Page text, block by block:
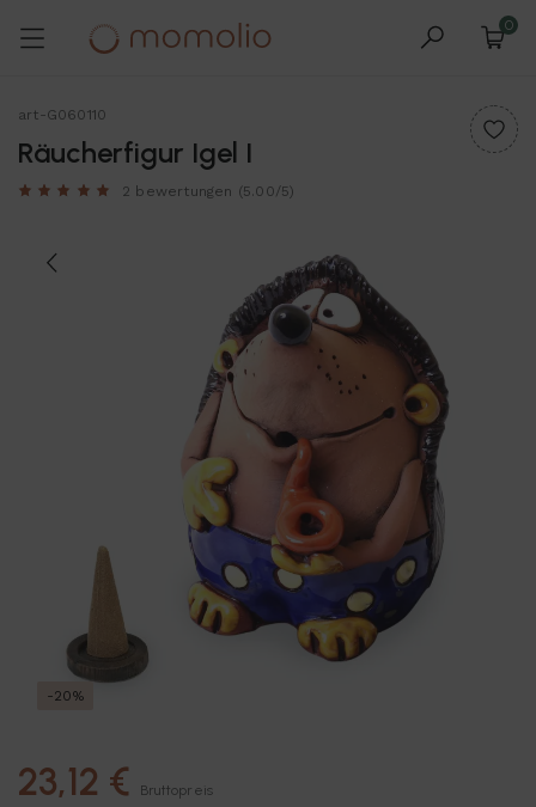
0
art-G060110
Räucherfigur Igel I
2 bewertungen (5.00/5)
-20%
23,12 € Bruttopreis